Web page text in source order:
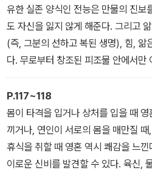
있다. 삼위일체는 태초 이전부터 있던
한다. 사랑 외에 존재를 설명할 수 있
영원하다. 그 무엇에도 만족하지 않기
에, 시작도 없다. 시작도, 끝도 없는 사
아보지 못한 채, 그 법칙에 종속된 철
어떤 빛도 가져다주지 못한다.
미한다. 긍정의 길을 통해 드러나는 존
존재에서 비롯되었기 때문이다.
유한 실존 양식인 전능은 만물의 진보
도 자신을 잃지 않게 해준다. 그리고
(즉, 그분의 선하고 복된 생명), 힘, 앎
다. 무로부터 창조된 피조물 안에서만
는 선물이며, 피조물들은 이 선물을
아들이면, 피조물들은 자신의 노력을
을 경우, 피조물들의 창조 행위는 일
의를 섬기고, 자기중심주의는 자신의
하지 않은 판단을 활용한다. 자기중심
무한히 살 수 있다는, 모든 걸 알 수
P.117~118
몸이 타격을 입거나 상처를 입을 때
끼거나, 연인이 서로의 몸을 매만질
휴식을 취할 때 영혼 역시 쾌감을 느
이로운 신비를 발견할 수 있다. 육신,